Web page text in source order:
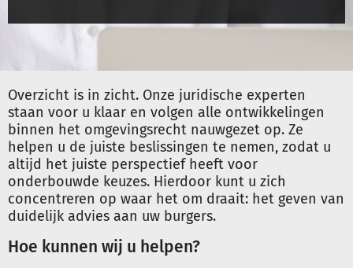
Inloggen
Registreren
Overzicht is in zicht. Onze juridische experten
staan voor u klaar en volgen alle ontwikkelingen
binnen het omgevingsrecht nauwgezet op. Ze
helpen u de juiste beslissingen te nemen, zodat u
altijd het juiste perspectief heeft voor
onderbouwde keuzes. Hierdoor kunt u zich
concentreren op waar het om draait: het geven van
duidelijk advies aan uw burgers.
Hoe kunnen wij u helpen?